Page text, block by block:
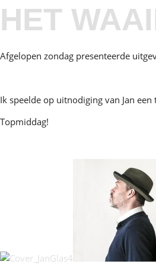
HET
Afgelopen zondag presenteerde
Ik speelde op uitnodiging van Jan
Topmiddag!